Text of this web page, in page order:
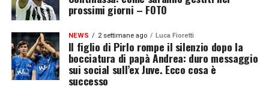
prossimi giorni – FOTO
NEWS 2 settimane ago Luca Fioretti
Il figlio di Pirlo rompe il silenzio dopo la
bocciatura di papà Andrea: duro messaggio
sui social sull’ex Juve. Ecco cosa è
successo